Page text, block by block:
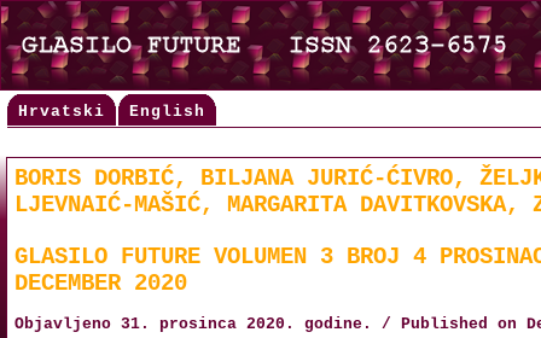
Hrvatski English
BORIS DORBIĆ, BILJANA JURIĆ-ĆIVRO,
LJEVNAIĆ-MAŠIĆ, MARGARITA DAVITKOVSKA,
GLASILO FUTURE VOLUMEN 3 BROJ 4
DECEMBER 2020
Objavljeno 31. prosinca 2020. godine. / Published on